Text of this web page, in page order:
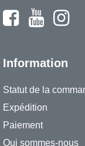
Information
Statut de la
Expédition
Paiement
Qui sommes-nous